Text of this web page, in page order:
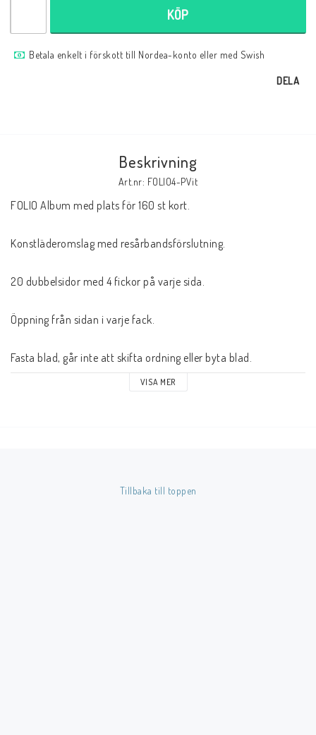
Serier USA
Inkl. Moms
KÖP
Betala enkelt i förskott till Nordea-konto eller med Swish
DELA
Beskrivning
Art.nr: FOLIO4-PVit
FOLIO Album med plats för 160 st kort.
Konstläderomslag med resårbandsförslutning.
20 dubbelsidor med 4 fickor på varje sida.
Öppning från sidan i varje fack.
Fasta blad, går inte att skifta ordning eller byta blad.
VISA MER
Tillbaka till toppen